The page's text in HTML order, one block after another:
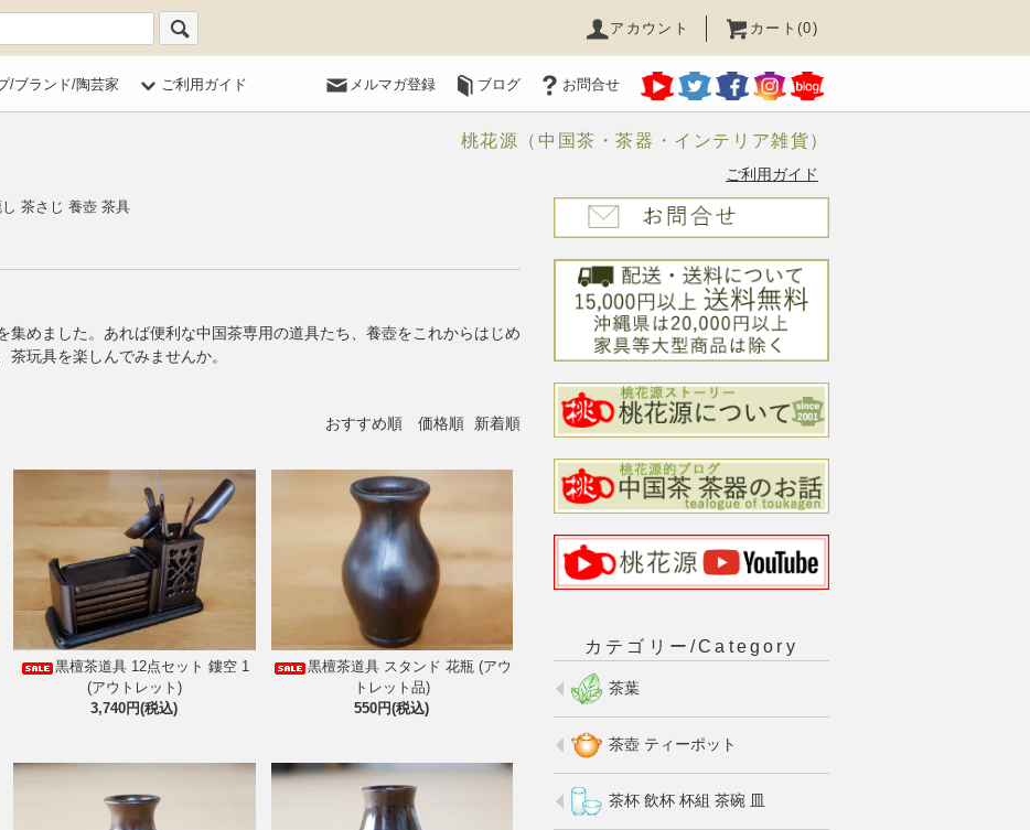
アカウント カート(0)
/ブランド/陶芸家 ご利用ガイド メルマガ登録 ブログ お問合せ
桃花源（中国茶・茶器・インテリア雑貨）
茶さじ 養壺 茶具
集めました。あれば便利な中国茶専用の道具たち、養壺をこれからはじめ
玩具を楽しんでみませんか。
おすすめ順 価格順 新着順
黒檀茶道具 12点セット 鏤空 1
(アウトレット)
3,740円(税込)
黒檀茶道具 スタンド 花瓶 (アウ
トレット品)
550円(税込)
ご利用ガイド
カテゴリー/Category
茶葉
茶壺 ティーポット
茶杯 飲杯 杯組 茶碗 皿